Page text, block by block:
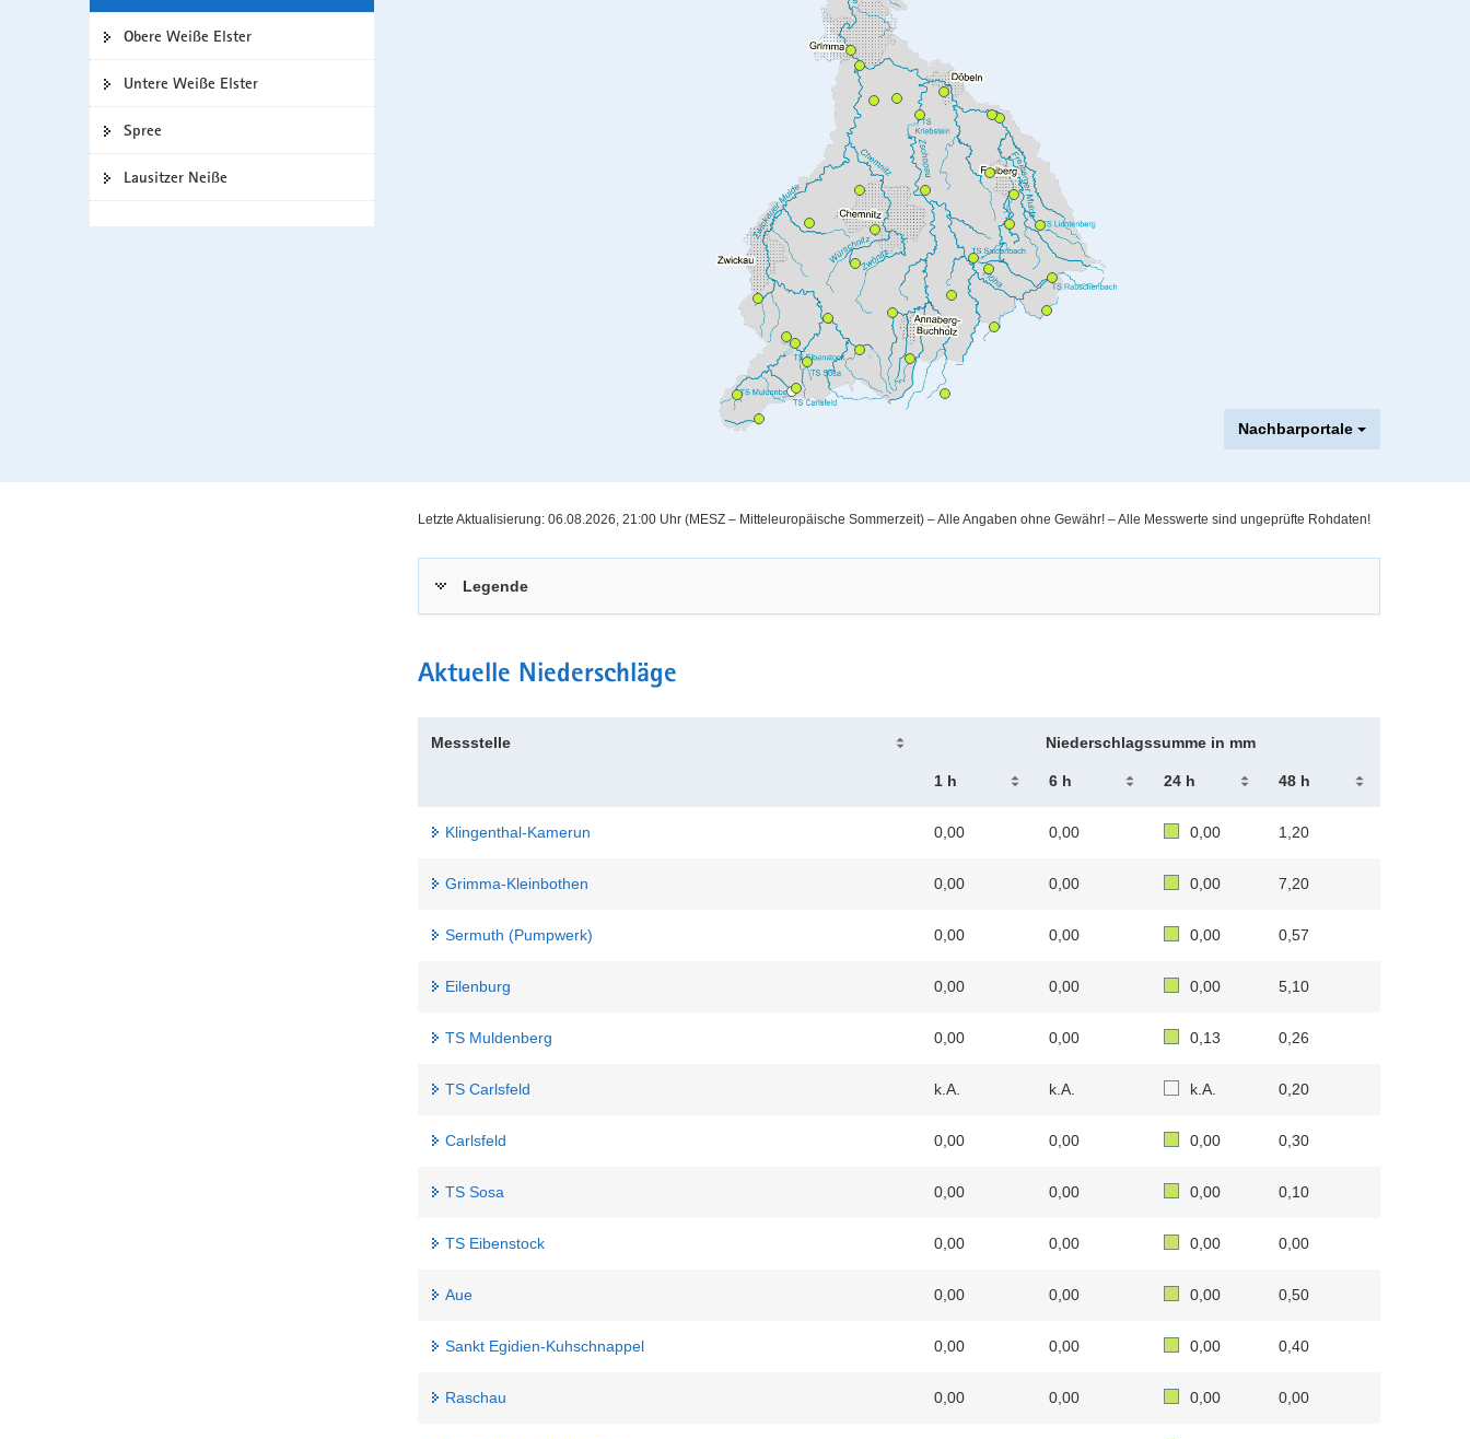
Obere Weiße Elster
Untere Weiße Elster
Spree
Lausitzer Neiße
Nachbarportale
Hauptinhalt
Letzte Aktualisierung: 06.08.2026, 21:00 Uhr (MESZ – Mitteleuropäische Sommerzeit) –Alle Angaben ohne Gewähr! – Alle Messwerte sind ungeprüfte Rohdaten!
Legende
Aktuelle Niederschläge
Messstelle Niederschlagssumme in mm
1 h 6 h 24 h 48 h
Klingenthal-Kamerun 0,00 0,00 0,00 1,20
Grimma-Kleinbothen 0,00 0,00 0,00 7,20
Sermuth (Pumpwerk) 0,00 0,00 0,00 0,57
Eilenburg 0,00 0,00 0,00 5,10
TS Muldenberg 0,00 0,00 0,13 0,26
TS Carlsfeld k.A. k.A. k.A. 0,20
Carlsfeld 0,00 0,00 0,00 0,30
TS Sosa 0,00 0,00 0,00 0,10
TS Eibenstock 0,00 0,00 0,00 0,00
Aue 0,00 0,00 0,00 0,50
Sankt Egidien-Kuhschnappel 0,00 0,00 0,00 0,40
Raschau 0,00 0,00 0,00 0,00